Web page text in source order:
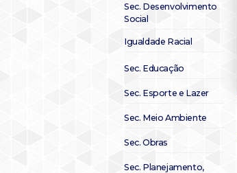
Sec. Desenvolvimento
Social
Igualdade Racial
Sec. Educação
Sec. Esporte e Lazer
Sec. Meio Ambiente
Sec. Obras
Sec. Planejamento,